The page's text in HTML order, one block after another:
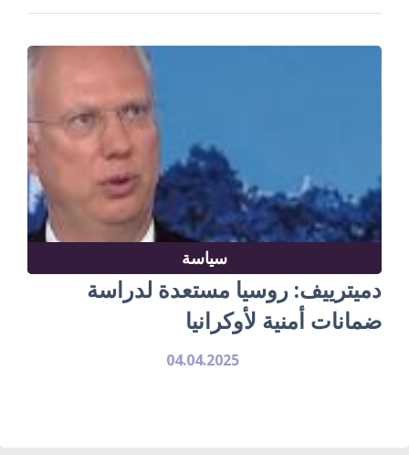
سياسة
دميترييف: روسيا مستعدة لدراسة
ضمانات أمنية لأوكرانيا
04.04.2025